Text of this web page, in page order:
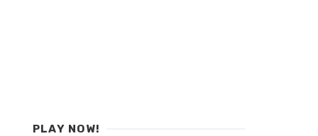
PLAY NOW!